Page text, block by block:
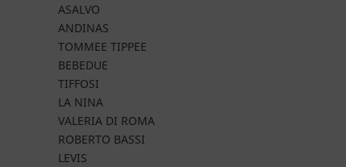
ASALVO
ANDINAS
TOMMEE TIPPEE
BEBEDUE
TIFFOSI
LA NINA
VALERIA DI ROMA
ROBERTO BASSI
LEVIS